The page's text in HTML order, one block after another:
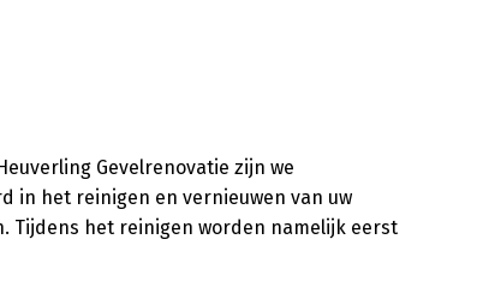
Gevelrenovatie zijn we
in het reinigen en vernieuwen van uw
Tijdens het reinigen worden namelijk eerst